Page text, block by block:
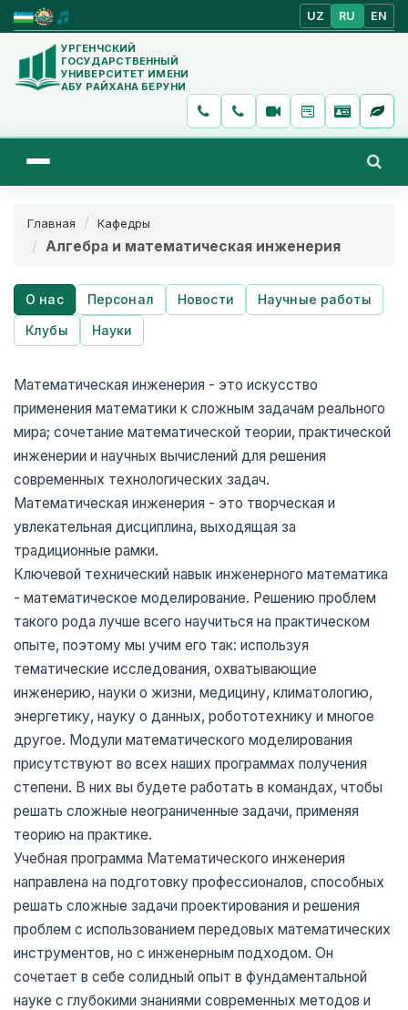
UZ RU EN
УРГЕНЧСКИЙ
ГОСУДАРСТВЕННЫЙ
УНИВЕРСИТЕТ ИМЕНИ
АБУ РАЙХАНА БЕРУНИ
Главная Кафедры
Алгебра и математическая инженерия
О нас Персонал Новости
Научные работы
Клубы
Науки
Математическая инженерия - это искусство
применения математики к сложным задачам реального
мира; сочетание математической теории, практической
инженерии и научных вычислений для решения
современных технологических задач.
Математическая инженерия - это творческая и
увлекательная дисциплина, выходящая за
традиционные рамки.
Ключевой технический навык инженерного математика
- математическое моделирование. Решению проблем
такого рода лучше всего научиться на практическом
опыте, поэтому мы учим его так: используя
тематические исследования, охватывающие
инженерию, науки о жизни, медицину, климатологию,
энергетику, науку о данных, робототехнику и многое
другое. Модули математического моделирования
присутствуют во всех наших программах получения
степени. В них вы будете работать в командах, чтобы
решать сложные неограниченные задачи, применяя
теорию на практике.
Учебная программа Математического инженерия
направлена ​​на подготовку профессионалов, способных
решать сложные задачи проектирования и решения
проблем с использованием передовых математических
инструментов, но с инженерным подходом. Он
сочетает в себе солидный опыт в фундаментальной
науке с глубокими знаниями современных методов и